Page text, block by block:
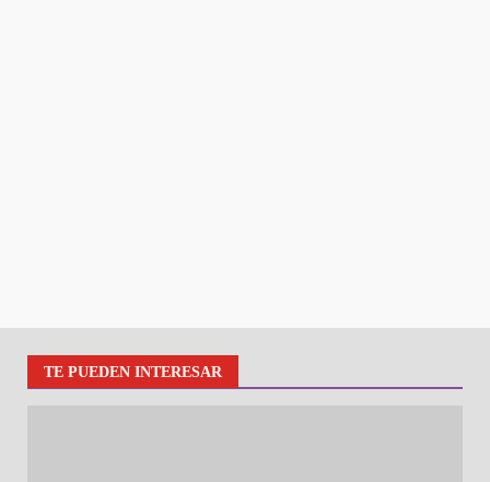
TE PUEDEN INTERESAR